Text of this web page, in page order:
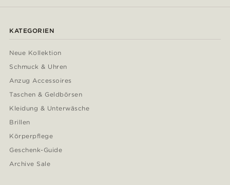
KATEGORIEN
Neue Kollektion
Schmuck & Uhren
Anzug Accessoires
Taschen & Geldbörsen
Kleidung & Unterwäsche
Brillen
Körperpflege
Geschenk-Guide
Archive Sale